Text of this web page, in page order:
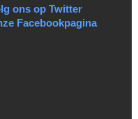
ons op Twitter
Facebookpagina